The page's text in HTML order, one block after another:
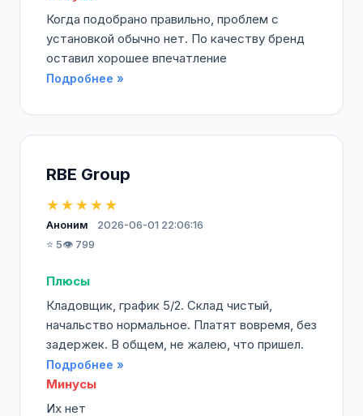
Когда подобрано правильно, проблем с
установкой обычно нет. По качеству бренд
оставил хорошее впечатление
Подробнее »
RBE Group
★★★★★
Аноним
2026-06-01 22:06:16
⭐ 5👁️ 799
Плюсы
Кладовщик, график 5/2. Склад чистый,
начальство нормальное. Платят вовремя, без
задержек. В общем, не жалею, что пришел.
Подробнее »
Минусы
Их нет